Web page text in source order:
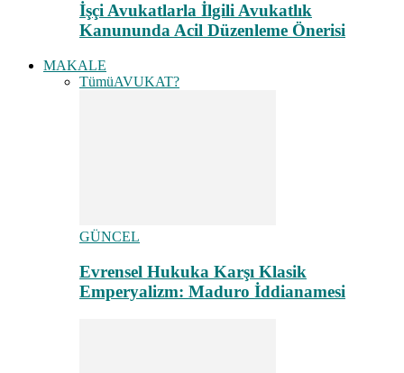
İşçi Avukatlarla İlgili Avukatlık
Kanununda Acil Düzenleme Önerisi
MAKALE
TümüAVUKAT?
GÜNCEL
Evrensel Hukuka Karşı Klasik
Emperyalizm: Maduro İddianamesi